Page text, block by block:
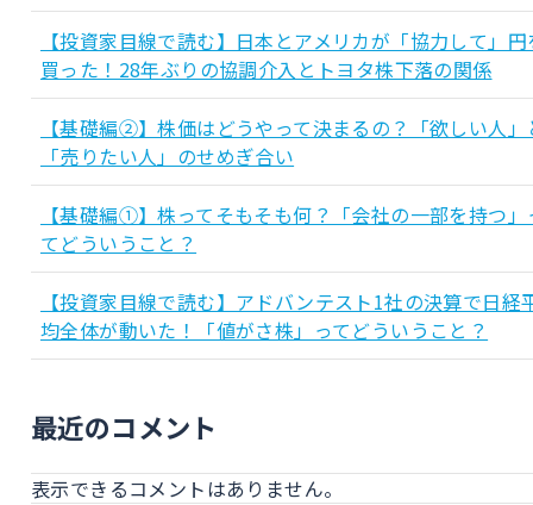
【投資家目線で読む】日本とアメリカが「協力して」円
買った！28年ぶりの協調介入とトヨタ株下落の関係
【基礎編②】株価はどうやって決まるの？「欲しい人」
「売りたい人」のせめぎ合い
【基礎編①】株ってそもそも何？「会社の一部を持つ」
てどういうこと？
【投資家目線で読む】アドバンテスト1社の決算で日経
均全体が動いた！「値がさ株」ってどういうこと？
最近のコメント
表示できるコメントはありません。